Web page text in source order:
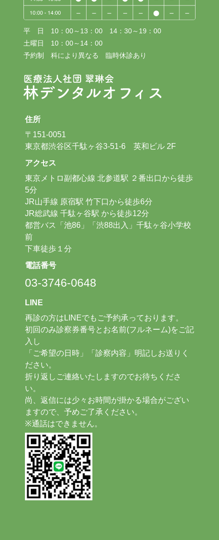
平 日 10：00～13：00 14：30～19：00
土曜日 10：00～14：00
予約制 科により異なる 臨時休診あり
住所
〒151-0051
東京都渋谷区千駄ヶ谷3-51-6 英和ビル 2F
アクセス
東京メトロ副都心線 北参道駅 ２番出口から徒歩
5分
JR山手線 原宿駅 竹下口から徒歩6分
JR総武線 千駄ヶ谷駅 から徒歩12分
都営バス「池86」「渋88出入」千駄ヶ谷小学校
前
下車徒歩１分
電話番号
03-3746-0648
LINE
再診の方はLINEでもご予約承っております。
初回のみ診察券番号とお名前(フルネーム)をご記
入し
「ご希望の日時」「診察内容」明記しお送りく
ださい。
折り返しご連絡いたしますのでお待ちくださ
い。
尚、返信には少々お時間が掛かる場合がござい
ますので、予めご了承ください。
※通話はできません。